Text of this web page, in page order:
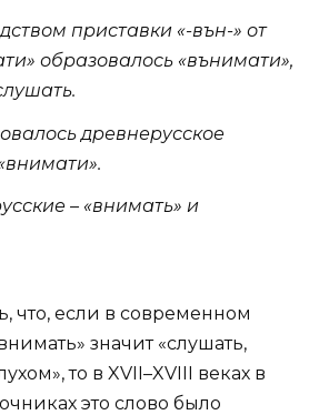
приставки «-вън-» от
образовалось «вънимати»,
древнерусское
– «внимать» и
что, если в современном
значит «слушать,
то в XVII–XVIII веках в
это слово было